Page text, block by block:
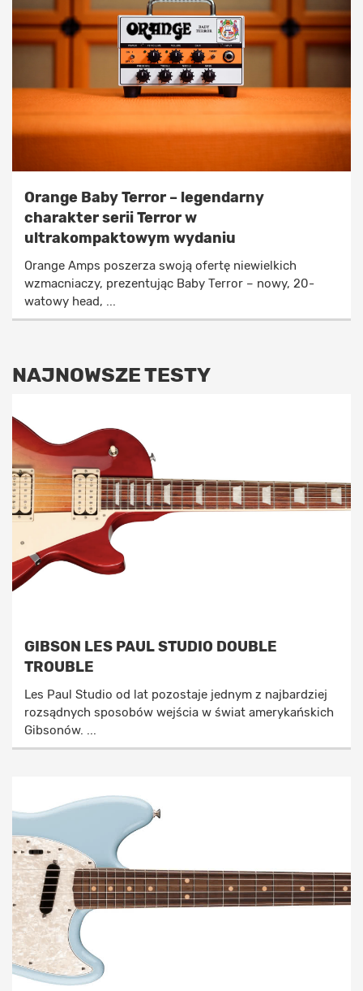
Orange Baby Terror – legendarny
charakter serii Terror w
ultrakompaktowym wydaniu
Orange Amps poszerza swoją ofertę niewielkich
wzmacniaczy, prezentując Baby Terror – nowy, 20-
watowy head, ...
NAJNOWSZE TESTY
GIBSON LES PAUL STUDIO DOUBLE
TROUBLE
Les Paul Studio od lat pozostaje jednym z najbardziej
rozsądnych sposobów wejścia w świat amerykańskich
Gibsonów. ...